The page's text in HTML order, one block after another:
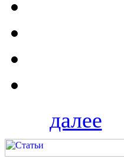
далее